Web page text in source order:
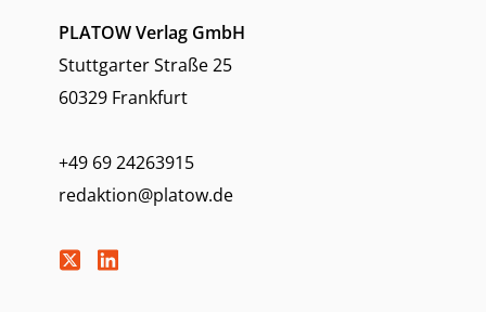
PLATOW Verlag GmbH
Stuttgarter Straße 25
60329 Frankfurt
+49 69 24263915
redaktion@platow.de